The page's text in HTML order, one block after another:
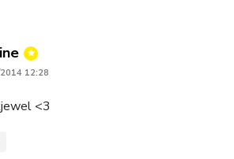
says:
12:28
<3